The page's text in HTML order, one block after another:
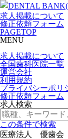
求人掲載について
修正依頼フォーム
PAGETOP
MENU
求人掲載について
全国歯科医院一覧
運営会社
利用規約
プライバシーポリ
修正依頼フォーム
求人検索
この条件で検索
医療法人 優歯会